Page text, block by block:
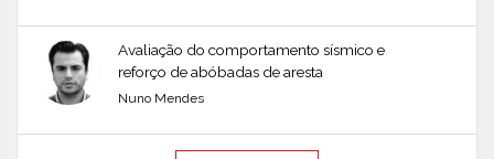
Avaliação do comportamento sísmico e
reforço de abóbadas de aresta
Nuno Mendes